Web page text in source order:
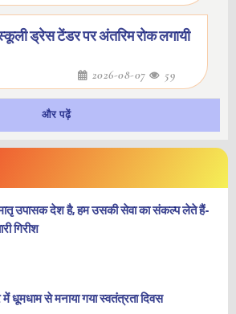
स्कूली ड्रेस टेंडर पर अंतरिम रोक लगायी
2026-08-07 59
और पढ़ें
उपासक देश है, हम उसकी सेवा का संकल्प लेते हैं-
गिरीश
धूमधाम से मनाया गया स्वतंत्रता दिवस